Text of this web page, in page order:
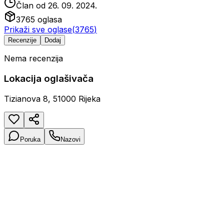
Član od 26. 09. 2024.
3765 oglasa
Prikaži sve oglase(3765)
Recenzije Dodaj
Nema recenzija
Lokacija oglašivača
Tizianova 8, 51000 Rijeka
Poruka Nazovi